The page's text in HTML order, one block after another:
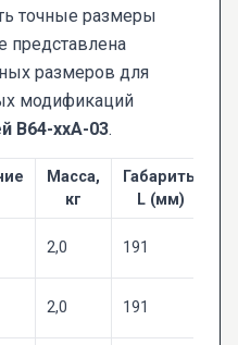
точные размеры
представлена
размеров для
модификаций
В64-ххА-03.
Масса,
кг
Габариты
L (мм)
2,0 191
2,0 191